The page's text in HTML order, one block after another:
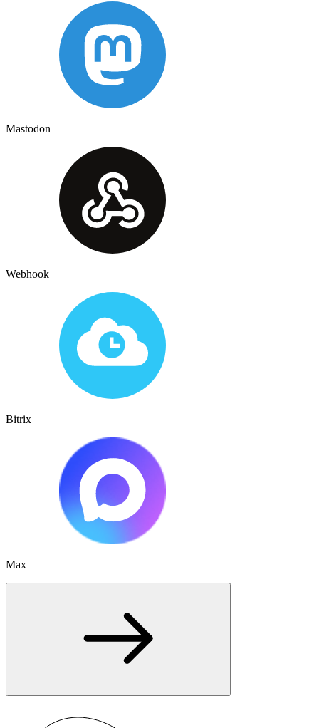
Mastodon
Webhook
Bitrix
Max